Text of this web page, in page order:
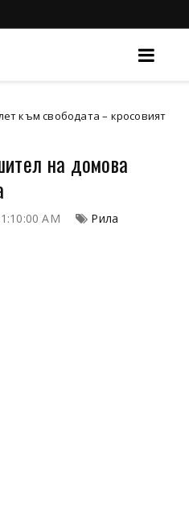
– кросовият мотор или
на домова
AM Рила